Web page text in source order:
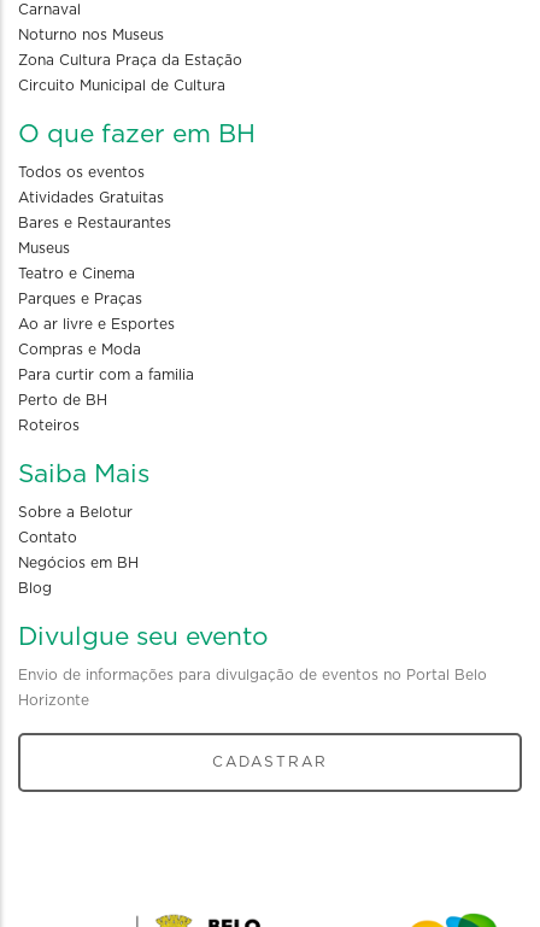
Carnaval
Noturno nos Museus
Zona Cultura Praça da Estação
Circuito Municipal de Cultura
O que fazer em BH
Todos os eventos
Atividades Gratuitas
Bares e Restaurantes
Museus
Teatro e Cinema
Parques e Praças
Ao ar livre e Esportes
Compras e Moda
Para curtir com a familia
Perto de BH
Roteiros
Saiba Mais
Sobre a Belotur
Contato
Negócios em BH
Blog
Divulgue seu evento
Envio de informações para divulgação de eventos no Portal Belo
Horizonte
CADASTRAR